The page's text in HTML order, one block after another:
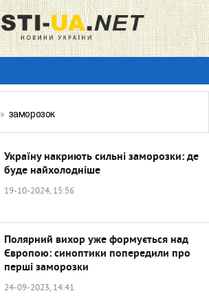
» заморозок
Україну накриють сильні заморозки: де
буде найхолодніше
19-10-2024, 15:56
Полярний вихор уже формується над
Європою: синоптики попередили про
перші заморозки
24-09-2023, 14:41